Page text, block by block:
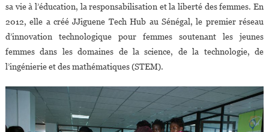
sa vie à l’éducation, la responsabilisation et la liberté des femmes. En
2012, elle a créé JJiguene Tech Hub au Sénégal, le premier réseau
d’innovation technologique pour femmes soutenant les jeunes
femmes dans les domaines de la science, de la technologie, de
l’ingénierie et des mathématiques (STEM).